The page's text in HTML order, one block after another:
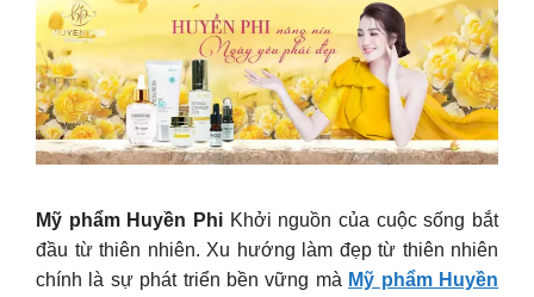
Mỹ phẩm Huyền Phi Khởi nguồn của cuộc sống bắt
đầu từ thiên nhiên. Xu hướng làm đẹp từ thiên nhiên
chính là sự phát triển bền vững mà Mỹ phẩm Huyền